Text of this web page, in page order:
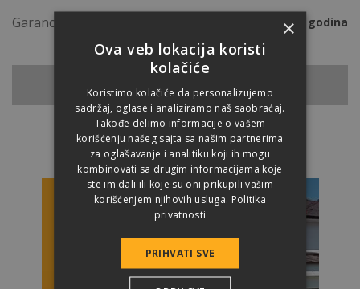
Garancija
50 godina
×
Ova veb lokacija koristi
kolačiće
Koristimo kolačiće da personalizujemo
sadržaj, oglase i analiziramo naš saobraćaj.
Takođe delimo informacije o vašem
korišćenju našeg sajta sa našim partnerima
za oglašavanje i analitiku koji ih mogu
kombinovati sa drugim informacijama koje
ste im dali ili koje su oni prikupili vašim
korišćenjem njihovih usluga. Politika
privatnosti
PRIHVATI SVE